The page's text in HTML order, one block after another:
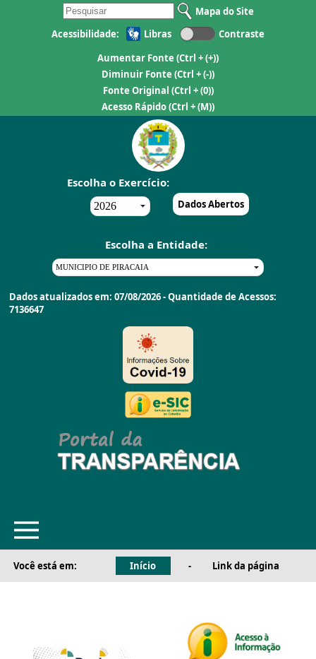
Mapa do Site
Acessibilidade:
Libras
Contraste
Aumentar Fonte (Ctrl + (+))
Diminuir Fonte (Ctrl + (-))
Fonte Original (Ctrl + (0))
Acesso Rápido(Ctrl + (M))
Escolha o Exercício:
Dados Abertos
Escolha a Entidade:
Dados atualizados em: 07/08/2026 - Quantidade de Acessos:
7136647
Você está em: Início - Link da página